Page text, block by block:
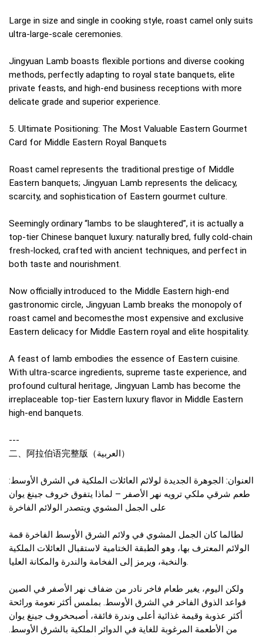
Large in size and single in cooking style, roast camel only suits
ultra-large-scale ceremonies.
Jingyuan Lamb boasts flexible portions and diverse cooking
methods, perfectly adapting to royal state banquets, elite
private feasts, and high-end business receptions with more
delicate grade and superior experience.
5. Ultimate Positioning: The Most Valuable Eastern Gourmet
Card for Middle Eastern Royal Banquets
Roast camel represents the traditional prestige of Middle
Eastern banquets; Jingyuan Lamb represents the delicacy,
scarcity, and sophistication of Eastern gourmet culture.
Seemingly ordinary “lambs to be slaughtered”, it is actually a
top-tier Chinese banquet luxury: naturally bred, fully cold-chain
fresh-locked, crafted with ancient techniques, and perfect in
both taste and nourishment.
Now officially introduced to the Middle Eastern high-end
gastronomic circle, Jingyuan Lamb breaks the monopoly of
roast camel and becomesthe most expensive and exclusive
Eastern delicacy for Middle Eastern royal and elite hospitality.
A feast of lamb embodies the essence of Eastern cuisine.
With ultra-scarce ingredients, supreme taste experience, and
profound cultural heritage, Jingyuan Lamb has become the
irreplaceable top-tier Eastern luxury flavor in Middle Eastern
high-end banquets.
---
二、阿拉伯语完整版（العربية）
العنوان: الجوهرة الجديدة لولائم العائلات الملكية في الشرق الأوسط:
طعم شرقي ملكي ترويه نهر الأصفر – لماذا يتفوق خروف جينغ يوان
على الجمل المشوي ويتصدر الولائم الفاخرة
لطالما كان الجمل المشوي في ولائم الشرق الأوسط الفاخرة قمة
الولائم المعترف بها، وهو الطبقة الختامية لاستقبال العائلات الملكية
والنخبة، ويرمز إلى الفخامة والندرة والمكانة العليا.
ولكن اليوم، يغير طعام فاخر نادر من ضفاف نهر الأصفر في الصين
قواعد الذوق الفاخر في الشرق الأوسط. بملمس أكثر نعومة ورائحة
أكثر عذوبة وقيمة غذائية أعلى وندرة فائقة، أصبحخروف جينغ يوان
من الأطعمة المرغوبة للغاية في الدوائر الملكية بالشرق الأوسط.